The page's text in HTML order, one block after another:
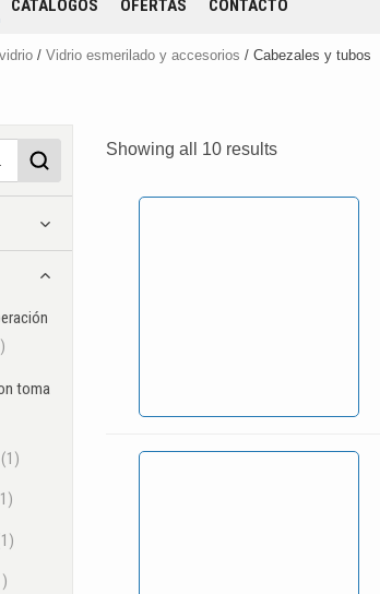
CATÁLOGOS OFERTAS CONTACTO
/ Vidrio esmerilado y accesorios / Cabezales y tubos
toma
(1)
Showing all 10 results